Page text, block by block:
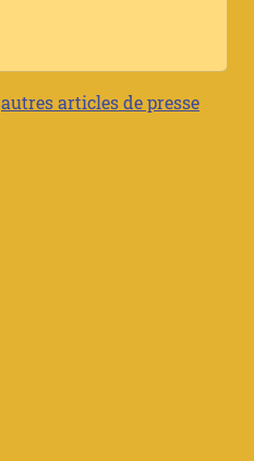
autres articles de presse